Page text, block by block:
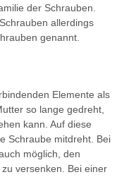
der Schrauben.
allerdings
genannt.
Elemente als
so lange gedreht,
kann. Auf diese
Schraube mitdreht. Bei
möglich, den
versenken. Bei einer